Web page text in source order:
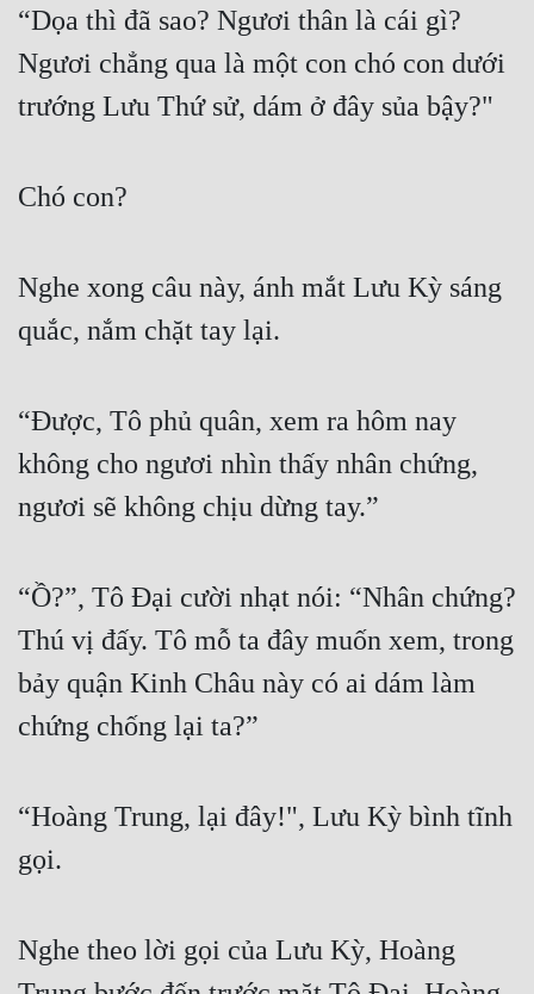
“Dọa thì đã sao? Ngươi thân là cái gì?
Ngươi chẳng qua là một con chó con dưới
trướng Lưu Thứ sử, dám ở đây sủa bậy?"
Chó con?
Nghe xong câu này, ánh mắt Lưu Kỳ sáng
quắc, nắm chặt tay lại.
“Được, Tô phủ quân, xem ra hôm nay
không cho ngươi nhìn thấy nhân chứng,
ngươi sẽ không chịu dừng tay.”
“Ồ?”, Tô Đại cười nhạt nói: “Nhân chứng?
Thú vị đấy. Tô mỗ ta đây muốn xem, trong
bảy quận Kinh Châu này có ai dám làm
chứng chống lại ta?”
“Hoàng Trung, lại đây!", Lưu Kỳ bình tĩnh
gọi.
Nghe theo lời gọi của Lưu Kỳ, Hoàng